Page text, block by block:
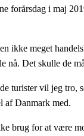
forårsdag i maj
ikke meget
nå. Det skulle de
turister vil jeg
af Danmark med.
brug for at være